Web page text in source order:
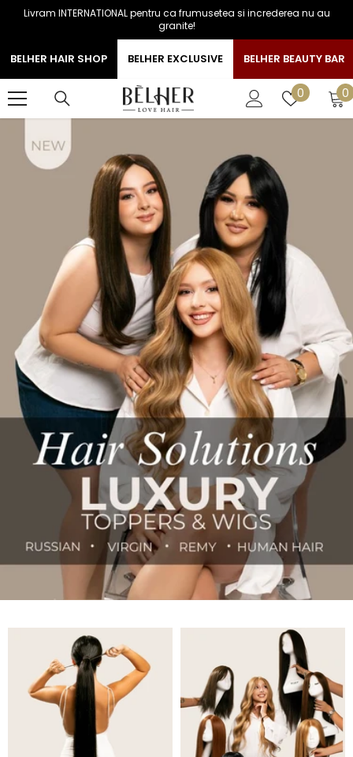
SARI LA CONTINUT
Livram INTERNATIONAL pentru ca frumusetea si increderea nu au
granite!
BELHER HAIR SHOP BELHER EXCLUSIVE BELHER BEAUTY BAR
0 Liste
00